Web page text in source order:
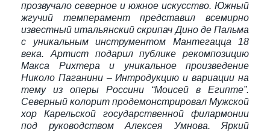
прозвучало северное и южное искусство. Южный
жгучий темперамент представил всемирно
известный итальянский скрипач Дино де Пальма
с уникальным инструментом Мантегацца 18
века. Артист подарил публике рекомпозицию
Макса Рихтера и уникальное произведение
Николо Паганини – Интродукцию и вариации на
тему из оперы Россини “Моисей в Египте”.
Северный колорит продемонстрировал Мужской
хор Карельской государственной филармонии
под руководством Алексея Умнова. Яркий